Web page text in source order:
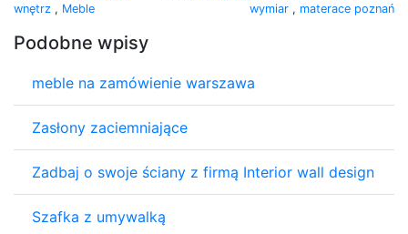
wnętrz , Meble
wymiar , materace poznań
Podobne wpisy
meble na zamówienie warszawa
Zasłony zaciemniające
Zadbaj o swoje ściany z firmą Interior wall design
Szafka z umywalką